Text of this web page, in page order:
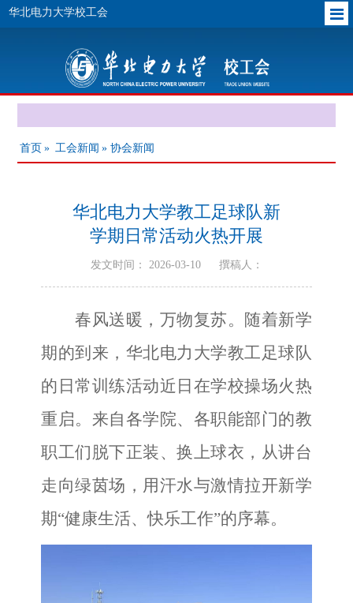
华北电力大学校工会
首页 » 工会新闻 » 协会新闻
华北电力大学教工足球队新
学期日常活动火热开展
发文时间： 2026-03-10 撰稿人：
春风送暖，万物复苏。随着新学
期的到来，华北电力大学教工足球队
的日常训练活动近日在学校操场火热
重启。来自各学院、各职能部门的教
职工们脱下正装、换上球衣，从讲台
走向绿茵场，用汗水与激情拉开新学
期“健康生活、快乐工作”的序幕。